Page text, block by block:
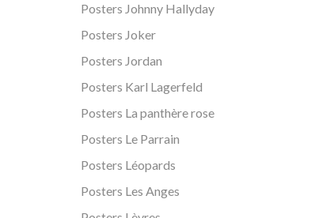
Posters Johnny Hallyday
Posters Joker
Posters Jordan
Posters Karl Lagerfeld
Posters La panthère rose
Posters Le Parrain
Posters Léopards
Posters Les Anges